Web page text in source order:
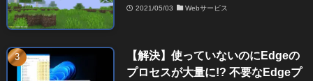
2021/05/03 Webサービス
【解決】使っていないのにEdgeの
プロセスが大量に!? 不要なEdgeプ